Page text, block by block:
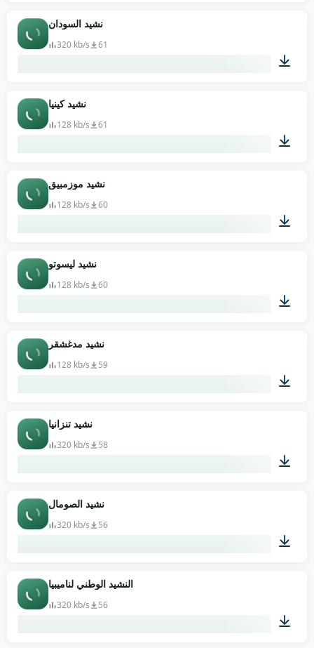
نشيد السودان
320 kb/s 61
نشيد كينيا
128 kb/s 61
نشيد موزمبيق
128 kb/s 60
نشيد ليسوتو
128 kb/s 60
نشيد مدغشقر
128 kb/s 59
نشيد تنزانيا
320 kb/s 58
نشيد الصومال
320 kb/s 56
النشيد الوطني لناميبيا
320 kb/s 56